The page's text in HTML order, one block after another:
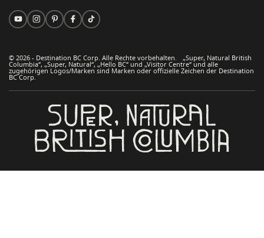
© 2026 - Destination BC Corp. Alle Rechte vorbehalten. „Super, Natural British
Columbia“, „Super, Natural“, „Hello BC“ und „Visitor Centre“ und alle
zugehörigen Logos/Marken sind Marken oder offizielle Zeichen der Destination
BC Corp.